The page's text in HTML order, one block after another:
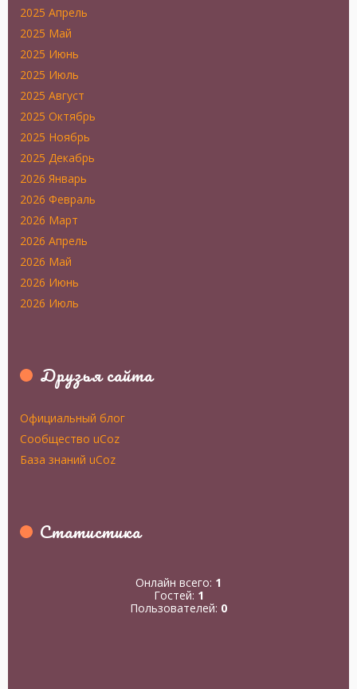
2025 Апрель
2025 Май
2025 Июнь
2025 Июль
2025 Август
2025 Октябрь
2025 Ноябрь
2025 Декабрь
2026 Январь
2026 Февраль
2026 Март
2026 Апрель
2026 Май
2026 Июнь
2026 Июль
Друзья сайта
Официальный блог
Сообщество uCoz
База знаний uCoz
Статистика
Онлайн всего: 1
Гостей: 1
Пользователей: 0